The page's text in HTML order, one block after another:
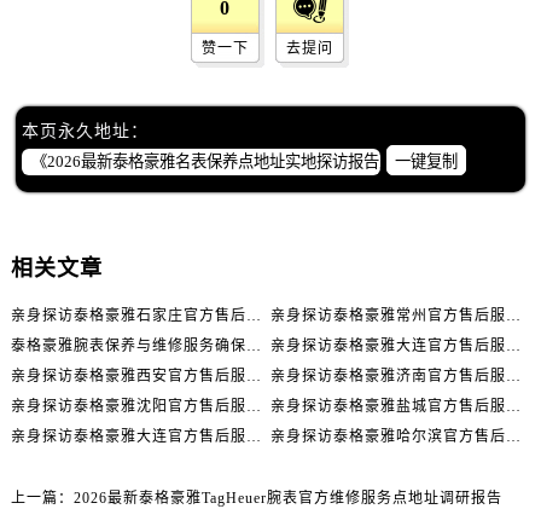
广东省江门市蓬江区广场西路泰格豪雅售后服务中心（需提前预约）
广东省汕尾市城区香洲街道园林社区翠园街泰格豪雅售后服务中心（需提前预约）
广东省韶关市武江区芙蓉新区与老城中心交汇处泰格豪雅售后服务中心（需提前预约）
广东省深圳市罗湖区深南东路5001号华润大厦17层1701室泰格豪雅售后服务中心（需提前预约）
广东省阳江市江城区东风一路泰格豪雅售后服务中心（需提前预约）
0
赞一下 去提问
本页永久地址：
一键复制
相关文章
亲身探访泰格豪雅石家庄官方售后服务中心｜全新官方服务电话与地址（2026年7月最新）
亲身探访泰格豪雅常州官方售后服务中心｜热线电话与网点地址（2026年7月最新）
泰格豪雅腕表保养与维修服务确保精准运行权威公示（2026年7月最新）
亲身探访泰格豪雅大连官方售后服务中心｜全新地址及服务热线（2026年7月最新）
亲身探访泰格豪雅西安官方售后服务中心｜全新地址和售后电话（2026年7月最新）
亲身探访泰格豪雅济南官方售后服务中心｜网点地址及官方服务电话（2026年7月最新）
亲身探访泰格豪雅沈阳官方售后服务中心｜网点地址及官方服务电话（2026年7月最新）
亲身探访泰格豪雅盐城官方售后服务中心｜网点地址与官方电话（2026年7月最新）
亲身探访泰格豪雅大连官方售后服务中心｜全新地址电话一览（2026年7月最新）
亲身探访泰格豪雅哈尔滨官方售后服务中心｜详细地址与售后电话（2026年7月最新）
上一篇： 2026最新泰格豪雅TagHeuer腕表官方维修服务点地址调研报告